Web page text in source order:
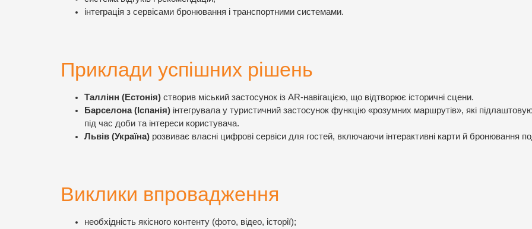
інтеграція з сервісами бронювання і транспортними системами.
Приклади успішних рішень
Таллінн (Естонія) створив міський застосунок із AR-навігацією, що відтворює історичні сцени.
Барселона (Іспанія) інтегрувала у туристичний застосунок функцію «розумних маршрутів», які
під час доби та інтереси користувача.
Львів (Україна) розвиває власні цифрові сервіси для гостей, включаючи інтерактивні карти й бронювання
Виклики впровадження
необхідність якісного контенту (фото, відео, історії);